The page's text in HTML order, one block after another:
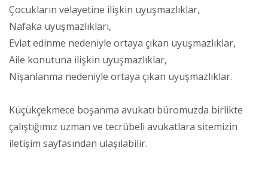
Çocukların velayetine ilişkin uyuşmazlıklar,
Nafaka uyuşmazlıkları,
Evlat edinme nedeniyle ortaya çıkan uyuşmazlıklar,
Aile konutuna ilişkin uyuşmazlıklar,
Nişanlanma nedeniyle ortaya çıkan uyuşmazlıklar.
Küçükçekmece boşanma avukatı büromuzda birlikte
çalıştığımız uzman ve tecrübeli avukatlara sitemizin
iletişim sayfasından ulaşılabilir.